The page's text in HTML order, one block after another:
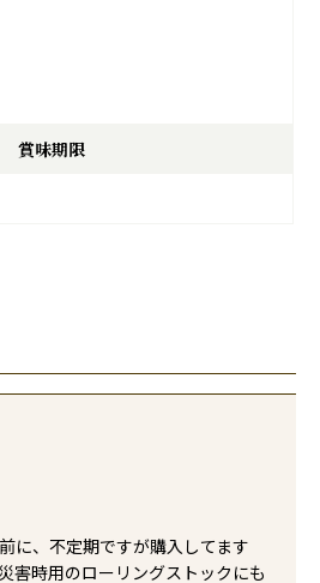
賞味期限
に、不定期ですが購入してます
害時用のローリングストックにも